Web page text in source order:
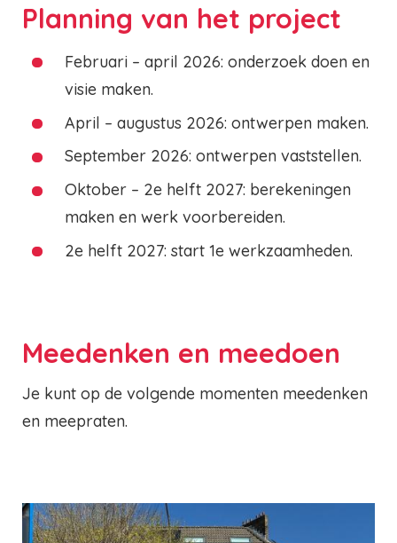
Planning van het project
Februari – april 2026: onderzoek doen en
visie maken.
April – augustus 2026: ontwerpen maken.
September 2026: ontwerpen vaststellen.
Oktober – 2e helft 2027: berekeningen
maken en werk voorbereiden.
2e helft 2027: start 1e werkzaamheden.
Meedenken en meedoen
Je kunt op de volgende momenten meedenken
en meepraten.